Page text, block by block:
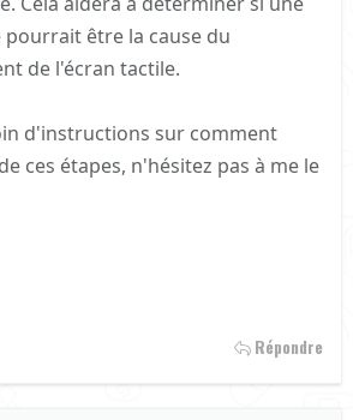
être la cause du
de l'écran tactile.
d'instructions sur comment
ces étapes, n'hésitez pas à me le
Répondre